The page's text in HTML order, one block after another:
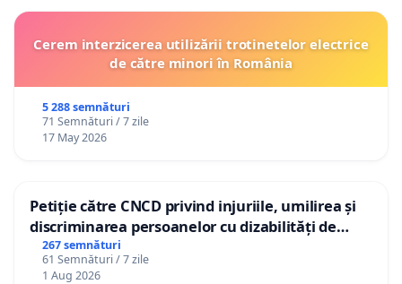
Cerem interzicerea utilizării trotinetelor electrice
de către minori în România
5 288 semnături
71 Semnături / 7 zile
17 May 2026
Petiție către CNCD privind injuriile, umilirea și
discriminarea persoanelor cu dizabilități de
către utilizatorul TikTok „Gorici”
267 semnături
61 Semnături / 7 zile
1 Aug 2026